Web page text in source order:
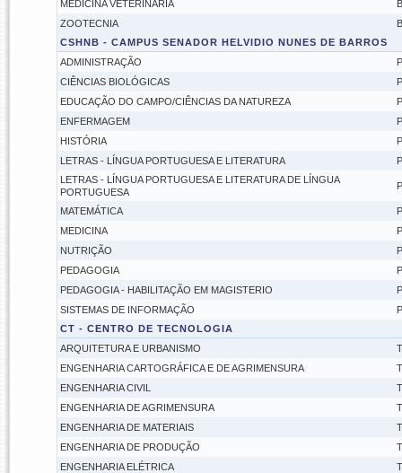
MEDICINA VETERINÁRIA
ZOOTECNIA
CSHNB - CAMPUS SENADOR HELVIDIO NUNES DE BARROS
ADMINISTRAÇÃO
CIÊNCIAS BIOLÓGICAS
EDUCAÇÃO DO CAMPO/CIÊNCIAS DA NATUREZA
ENFERMAGEM
HISTÓRIA
LETRAS - LÍNGUA PORTUGUESA E LITERATURA
LETRAS - LÍNGUA PORTUGUESA E LITERATURA DE LÍNGUA
PORTUGUESA
MATEMÁTICA
MEDICINA
NUTRIÇÃO
PEDAGOGIA
PEDAGOGIA - HABILITAÇÃO EM MAGISTERIO
SISTEMAS DE INFORMAÇÃO
CT - CENTRO DE TECNOLOGIA
ARQUITETURA E URBANISMO
ENGENHARIA CARTOGRÁFICA E DE AGRIMENSURA
ENGENHARIA CIVIL
ENGENHARIA DE AGRIMENSURA
ENGENHARIA DE MATERIAIS
ENGENHARIA DE PRODUÇÃO
ENGENHARIA ELÉTRICA